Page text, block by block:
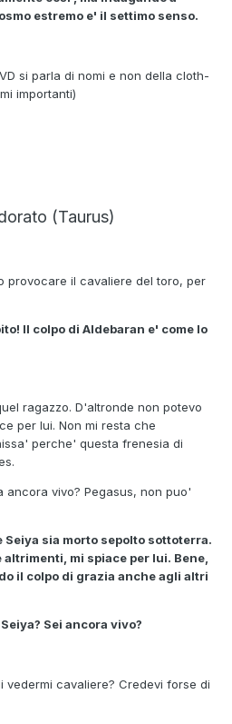
estremo e' il settimo senso.
si parla di nomi e non della cloth-
importanti)
(Taurus)
provocare il cavaliere del toro, per
Il colpo di Aldebaran e' come lo
ragazzo. D'altronde non potevo
per lui. Non mi resta che
perche' questa frenesia di
ancora vivo? Pegasus, non puo'
Seiya sia morto sepolto sottoterra.
mi spiace per lui. Bene,
il colpo di grazia anche agli altri
Sei ancora vivo?
vedermi cavaliere? Credevi forse di